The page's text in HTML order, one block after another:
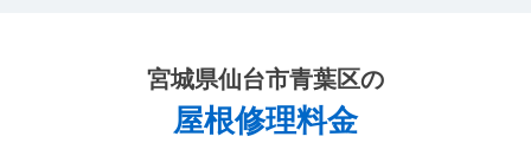
宮城県仙台市青葉区の
屋根修理料金